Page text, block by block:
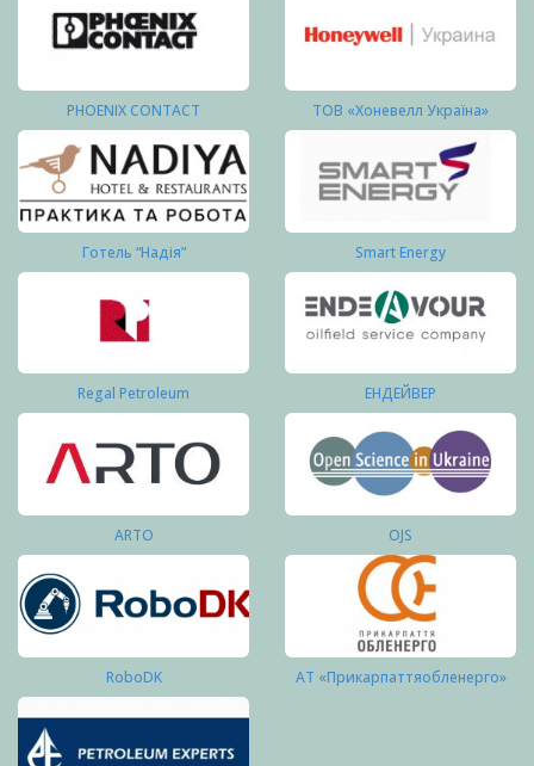
PHOENIX CONTACT ТОВ «Хоневелл Україна»
Готель “Надія” Smart Energy
Regal Petroleum ЕНДЕЙВЕР
ARTO OJS
RoboDK АТ «Прикарпаттяобленерго»